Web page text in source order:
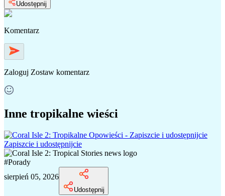
Udostępnij
Komentarz
Zaloguj Zostaw komentarz
Inne tropikalne wieści
Zapiszcie i udostępnijcie
#Porady
sierpień 05, 2026
Udostępnij